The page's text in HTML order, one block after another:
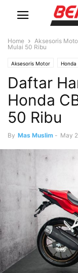
Home Aksesoris
Mulai 50 Ribu
Aksesoris Motor Honda
Daftar
Honda
50 Ribu
By Mas Muslim - May